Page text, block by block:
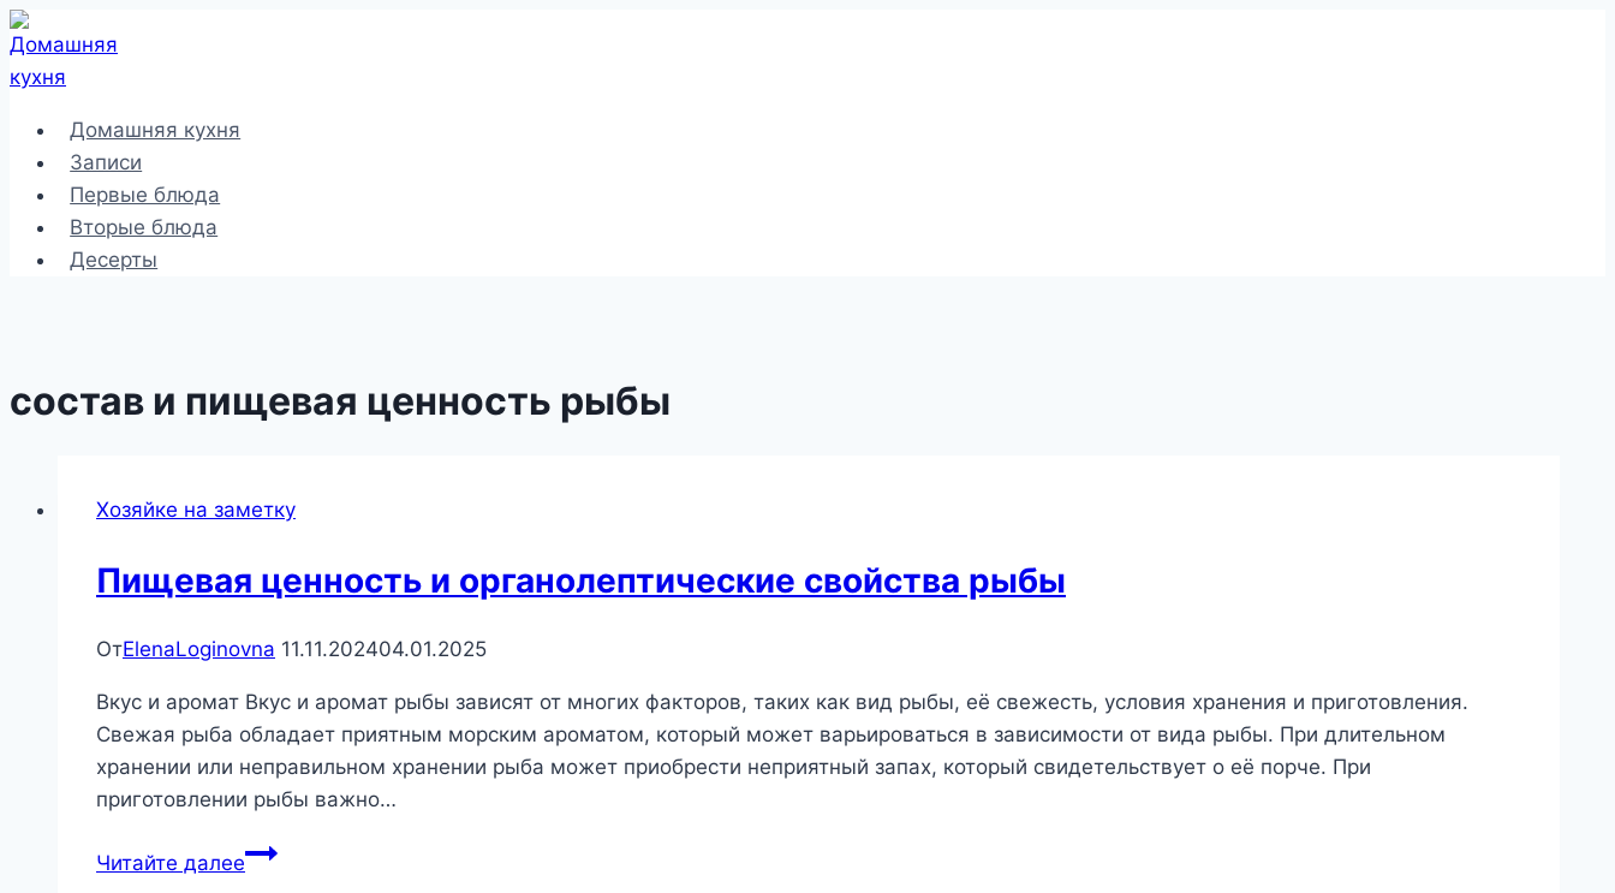
Перейти
к
содержимому
Домашняя кухня
Записи
Первые блюда
Вторые блюда
Десерты
состав и пищевая ценность рыбы
Хозяйке на заметку
Пищевая ценность и органолептические свойства рыбы
ОтElenaLoginovna 11.11.202404.01.2025
Вкус и аромат Вкус и аромат рыбы зависят от многих факторов, таких как вид рыбы, её свежесть, условия хранения и приготовления.
Свежая рыба обладает приятным морским ароматом, который может варьироваться в зависимости от вида рыбы. При длительном
хранении или неправильном хранении рыба может приобрести неприятный запах, который свидетельствует о её порче. При
приготовлении рыбы важно…
Читайте далееПищевая